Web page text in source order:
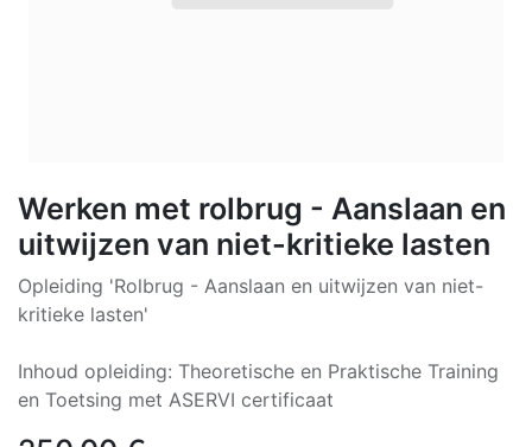
Werken met rolbrug - Aanslaan en
uitwijzen van niet-kritieke lasten
Opleiding 'Rolbrug - Aanslaan en uitwijzen van niet-
kritieke lasten'
Inhoud opleiding: Theoretische en Praktische Training
en Toetsing met ASERVI certificaat